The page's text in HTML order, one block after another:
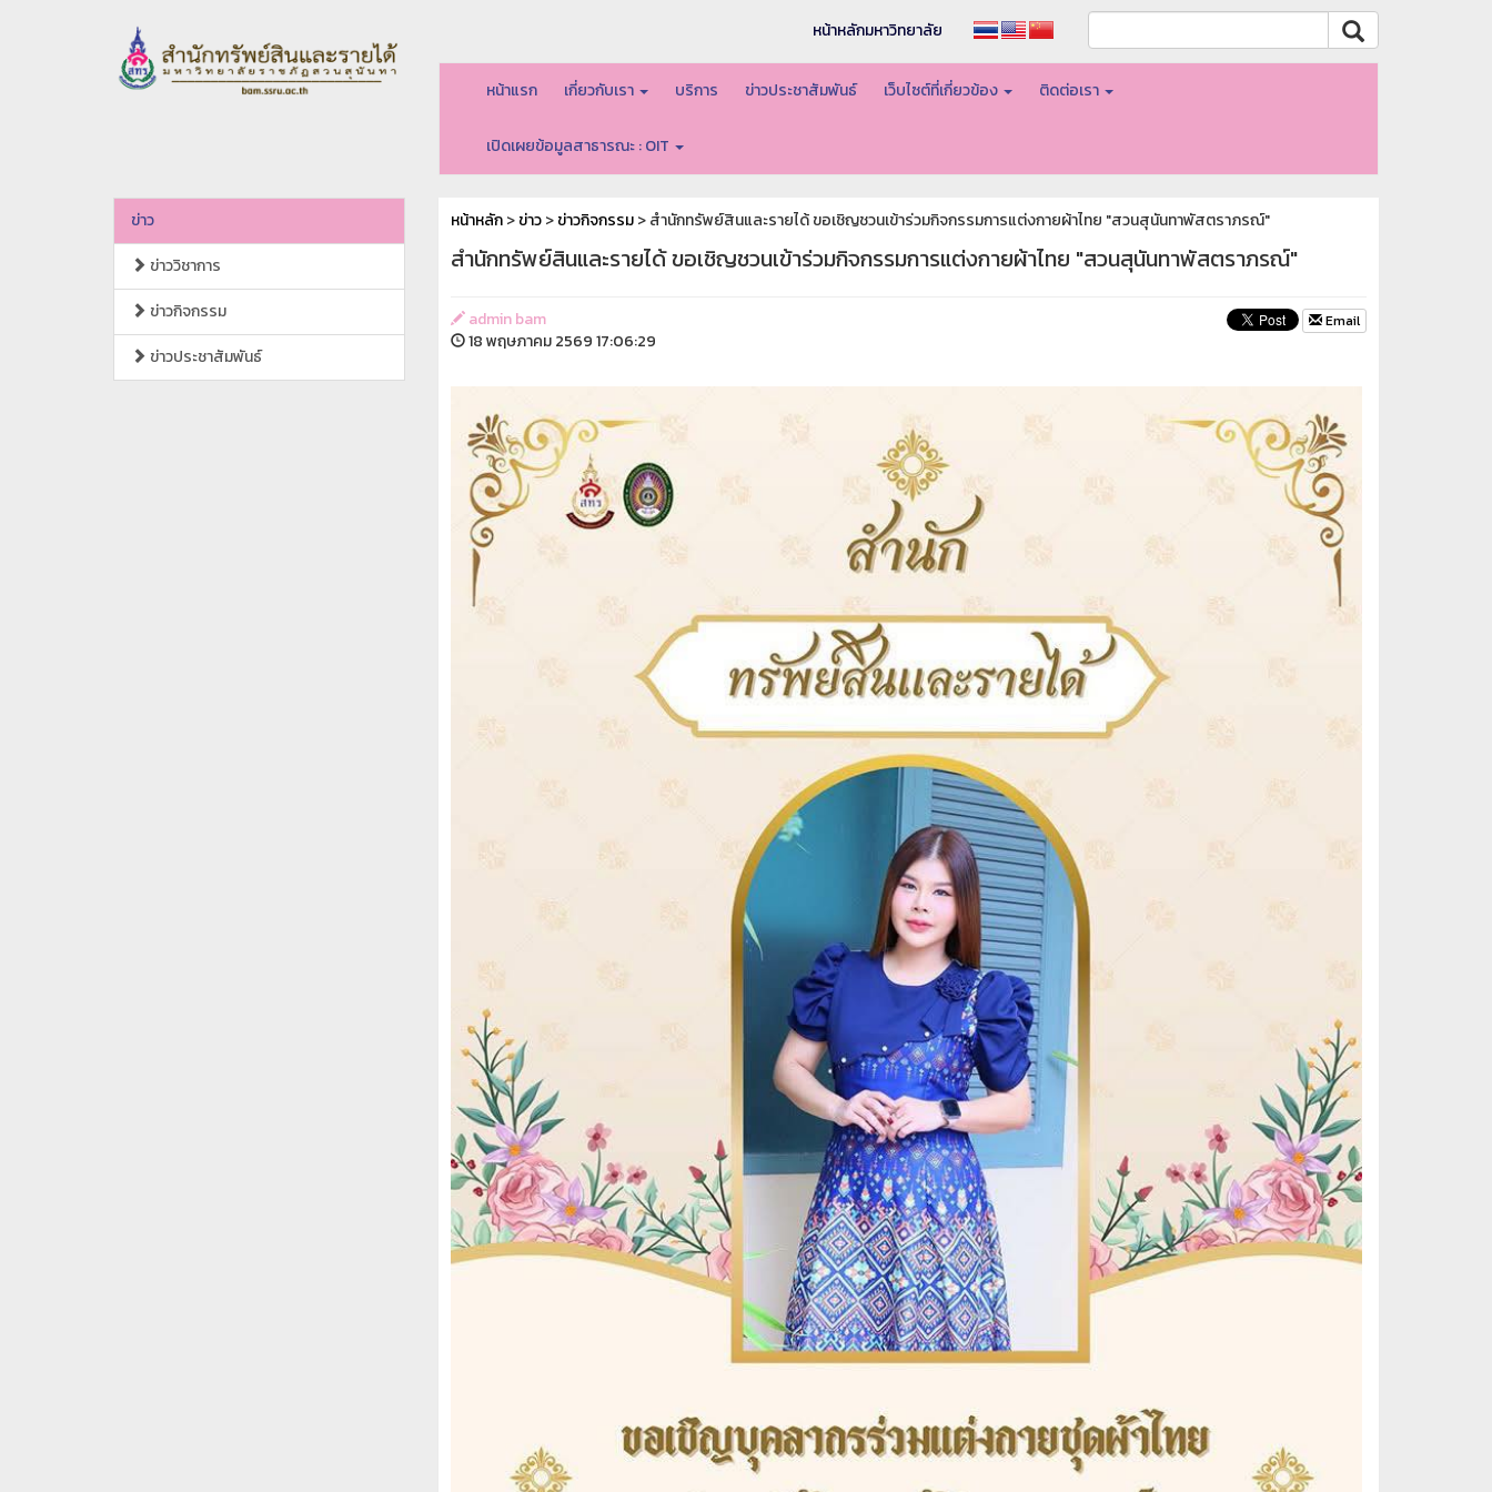
หน้าหลักมหาวิทยาลัย
หน้าแรก เกี่ยวกับเรา บริการ ข่าวประชาสัมพันธ์ เว็บไซต์ที่เกี่ยวข้อง ติดต่อเรา
เปิดเผยข้อมูลสาธารณะ : OIT
ข่าว
ข่าววิชาการ
ข่าวกิจกรรม
ข่าวประชาสัมพันธ์
หน้าหลัก>ข่าว>ข่าวกิจกรรม> สำนักทรัพย์สินและรายได้ ขอเชิญชวนเข้าร่วมกิจกรรมการแต่งกายผ้าไทย "สวนสุนันทาพัสตราภรณ์"
สำนักทรัพย์สินและรายได้ ขอเชิญชวนเข้าร่วมกิจกรรมการแต่งกายผ้าไทย "สวนสุนันทาพัสตราภรณ์"
admin bam
18 พฤษภาคม 2569 17:06:29
Email